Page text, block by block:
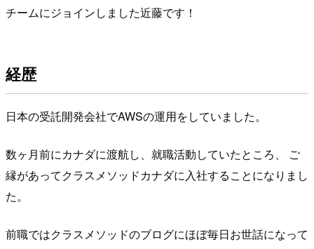
チームにジョインしました近藤です！
経歴
日本の受託開発会社でAWSの運用をしていました。
数ヶ月前にカナダに渡航し、就職活動していたところ、 ご
縁があってクラスメソッドカナダに入社することになりまし
た。
前職ではクラスメソッドのブログにほぼ毎日お世話になって